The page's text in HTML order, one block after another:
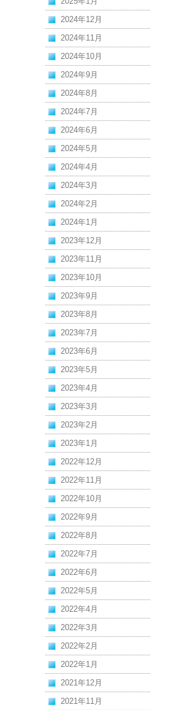
2024年12月
2024年11月
2024年10月
2024年9月
2024年8月
2024年7月
2024年6月
2024年5月
2024年4月
2024年3月
2024年2月
2024年1月
2023年12月
2023年11月
2023年10月
2023年9月
2023年8月
2023年7月
2023年6月
2023年5月
2023年4月
2023年3月
2023年2月
2023年1月
2022年12月
2022年11月
2022年10月
2022年9月
2022年8月
2022年7月
2022年6月
2022年5月
2022年4月
2022年3月
2022年2月
2022年1月
2021年12月
2021年11月